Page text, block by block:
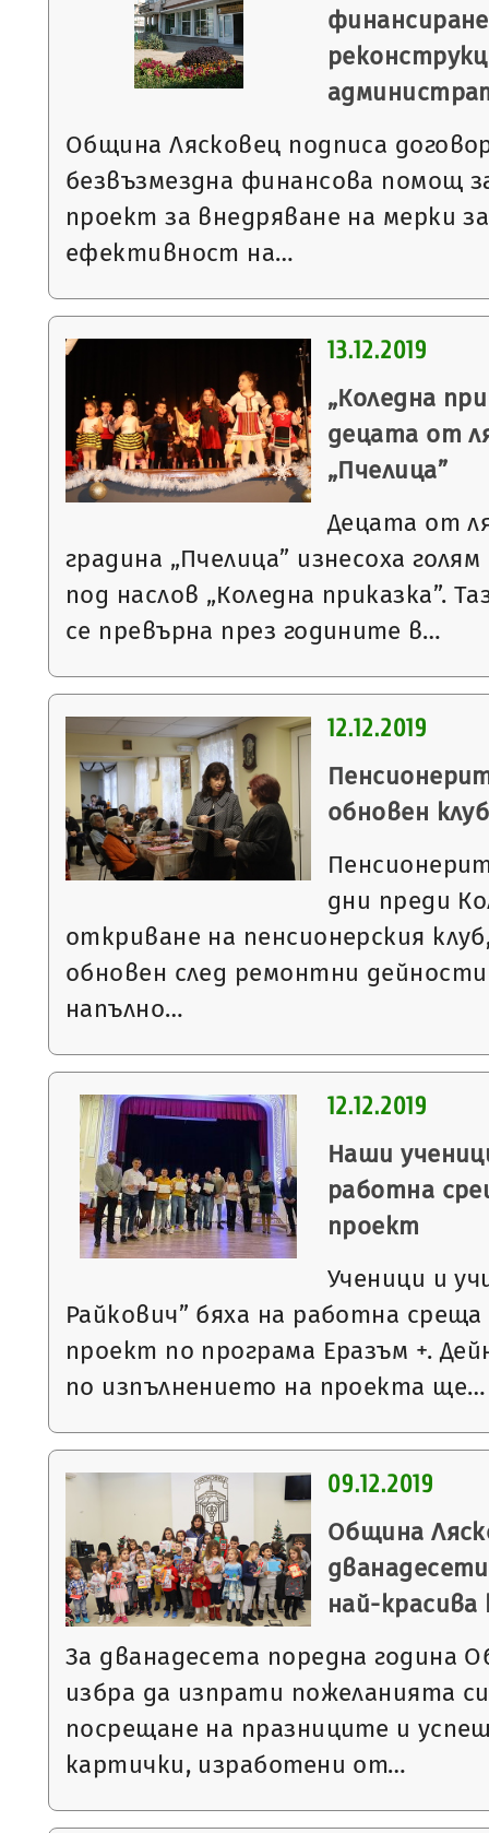
Община Лясковец подписа
безвъзмездна финансова помощ
проект за внедряване на мерки
ефективност на…
13.12.2019
„Коледна
децата от
„Пчелица”
Децата от
градина „Пчелица” изнесоха
под наслов „Коледна приказка”.
се превърна през годините в…
12.12.2019
обновен клуб
дни преди
откриване на пенсионерския
обновен след ремонтни
напълно…
12.12.2019
Наши
работна
проект
Ученици и
Райкович” бяха на работна
проект по програма Еразъм +.
по изпълнението на проекта ще…
09.12.2019
Община
най-
За дванадесета поредна година
избра да изпрати пожеланията
посрещане на празниците и
картички, изработени от…